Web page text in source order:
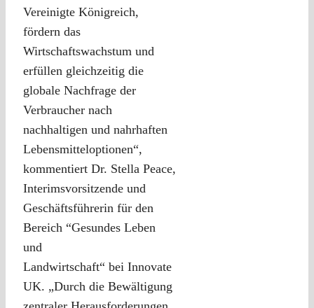
Vereinigte Königreich,
fördern das
Wirtschaftswachstum und
erfüllen gleichzeitig die
globale Nachfrage der
Verbraucher nach
nachhaltigen und nahrhaften
Lebensmitteloptionen“,
kommentiert Dr. Stella Peace,
Interimsvorsitzende und
Geschäftsführerin für den
Bereich “Gesundes Leben
und
Landwirtschaft“ bei Innovate
UK. „Durch die Bewältigung